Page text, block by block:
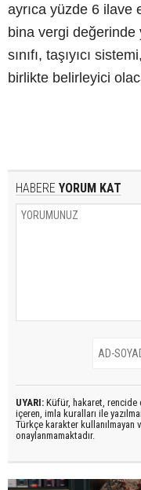
ayrıca yüzde 6 ilave
bina vergi değerinde
sınıfı, taşıyıcı
birlikte belirleyici
HABERE YORUM KAT
UYARI: Küfür, hakaret, rencide
içeren, imla kuralları ile
Türkçe karakter kullanılmayan
onaylanmamaktadır.